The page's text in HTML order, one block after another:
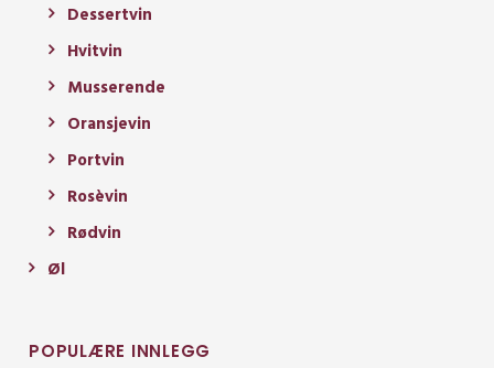
Dessertvin
Hvitvin
Musserende
Oransjevin
Portvin
Rosèvin
Rødvin
Øl
POPULÆRE INNLEGG